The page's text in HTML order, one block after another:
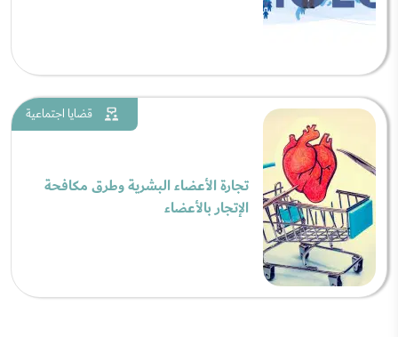
قضايا اجتماعية
تجارة الأعضاء البشرية وطرق مكافحة
الإتجار بالأعضاء